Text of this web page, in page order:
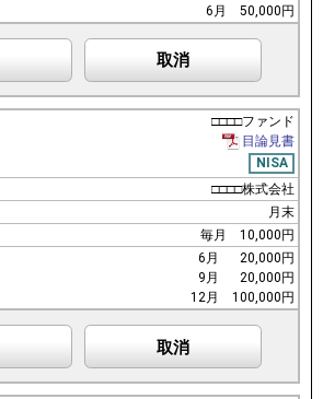
6月
50,000円
取消
□□□□ファンド
目論見書
NISA
□□□□株式会社
月末
毎月
10,000円
6月
20,000円
9月
20,000円
12月
100,000円
取消